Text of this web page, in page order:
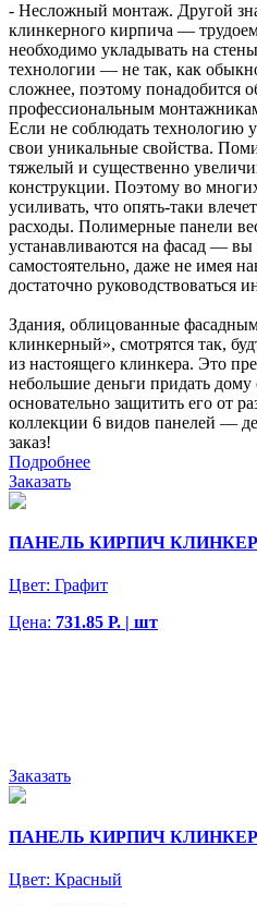
- Несложный монтаж. Другой
клинкерного кирпича —
необходимо укладывать на
технологии — не так, как
сложнее, поэтому понадобится
профессиональным
Если не соблюдать технологию
свои уникальные свойства.
тяжелый и существенно
конструкции. Поэтому во
усиливать, что опять-таки
расходы. Полимерные панели
устанавливаются на фасад — вы
самостоятельно, даже не имея
достаточно руководствоваться
Здания, облицованные
клинкерный», смотрятся так,
из настоящего клинкера. Это
небольшие деньги придать
основательно защитить его от
коллекции 6 видов панелей —
заказ!
Подробнее
Заказать
ПАНЕЛЬ КИРПИЧ
Цвет: Графит
Цена: 731.85 Р. | шт
Заказать
ПАНЕЛЬ КИРПИЧ
Цвет: Красный